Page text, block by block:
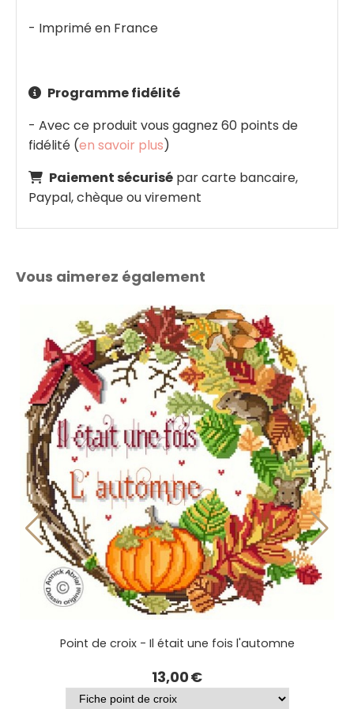
- Imprimé en France
 Programme fidélité
- Avec ce produit vous gagnez 60 points de
fidélité (en savoir plus)
 Paiement sécurisé par carte bancaire,
Paypal, chèque ou virement
Vous aimerez également
Aimant porte aiguilles - Il était une fois L'Automne
6,00€